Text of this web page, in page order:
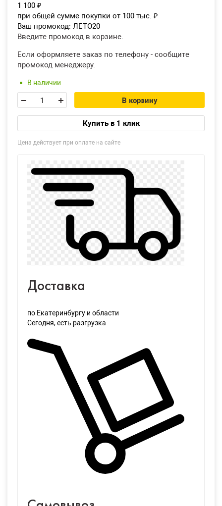
1 100 ₽
при общей сумме покупки от 100 тыс. ₽
Ваш промокод: ЛЕТО20
Введите промокод в корзине.
Если оформляете заказ по телефону - сообщите
промокод менеджеру.
В наличии
В корзину
Купить в 1 клик
Цена действует при оплате на сайте
Доставка
по Екатеринбургу и области
Сегодня, есть разгрузка